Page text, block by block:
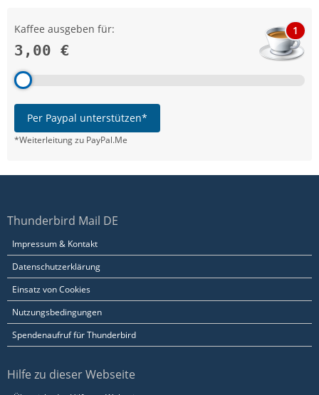
Kaffee ausgeben für:
3,00 €
1
Per Paypal unterstützen*
*Weiterleitung zu PayPal.Me
Thunderbird Mail DE
Impressum & Kontakt
Datenschutzerklärung
Einsatz von Cookies
Nutzungsbedingungen
Spendenaufruf für Thunderbird
Hilfe zu dieser Webseite